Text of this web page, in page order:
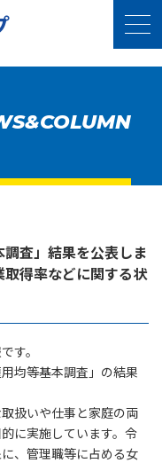
調査」結果を公表しま
得率などに関する状
す。
均等基本調査」の結果
扱いや仕事と家庭の両
に実施しています。令
、管理職等に占める女